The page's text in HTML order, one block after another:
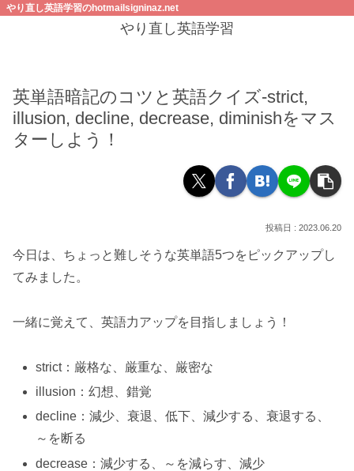
やり直し英語学習のhotmailsigninaz.net
やり直し英語学習
英単語暗記のコツと英語クイズ-strict,
illusion, decline, decrease, diminishをマス
ターしよう！
2023.06.20
今日は、ちょっと難しそうな英単語5つをピックアップし
てみました。
一緒に覚えて、英語力アップを目指しましょう！
strict：厳格な、厳重な、厳密な
illusion：幻想、錯覚
decline：減少、衰退、低下、減少する、衰退する、
～を断る
decrease：減少する、～を減らす、減少